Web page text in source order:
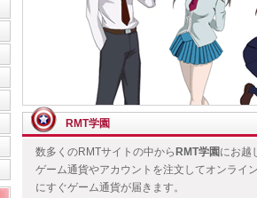
RMT学園
数多くのRMTサイトの中から RMT学園 にお越
ゲーム通貨やアカウントを注文してオンライ
にすぐゲーム通貨が届きます。